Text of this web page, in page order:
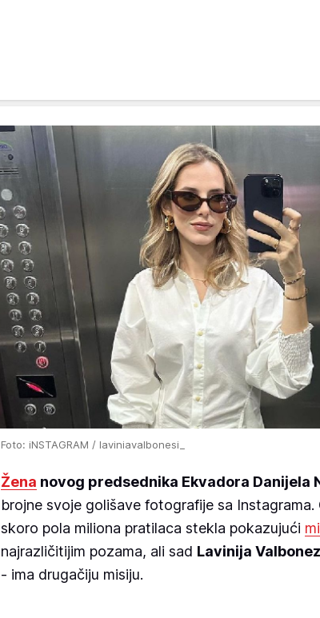
Foto: iNSTAGRAM / laviniavalbonesi_
Žena novog predsednika Ekvadora Danijela
brojne svoje golišave fotografije sa Instagrama.
skoro pola miliona pratilaca stekla pokazujući
najrazličitijim pozama, ali sad Lavinija
- ima drugačiju misiju.